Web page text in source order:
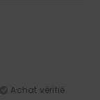
Achat vérifié